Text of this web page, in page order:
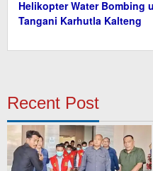
Helikopter Water Bombing
Tangani Karhutla Kalteng
Recent Post